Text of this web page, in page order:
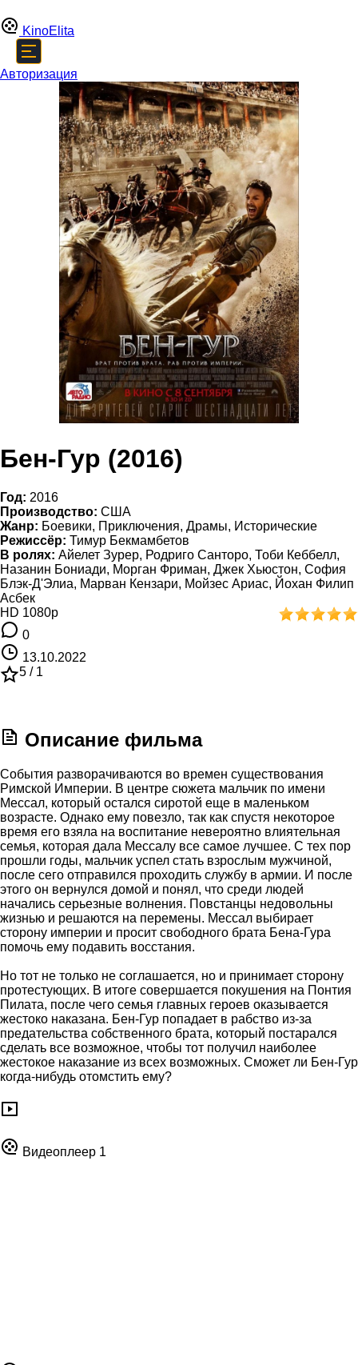
KinoElita
Авторизация
Бен-Гур (2016)
Год: 2016
Производство: США
Жанр: Боевики, Приключения, Драмы, Исторические
Режиссёр: Тимур Бекмамбетов
В ролях: Айелет Зурер, Родриго Санторо, Тоби Кеббелл,
Назанин Бониади, Морган Фриман, Джек Хьюстон, София
Блэк-Д'Элиа, Марван Кензари, Мойзес Ариас, Йохан Филип
Асбек
HD 1080p
0
13.10.2022
5 / 1
Описание фильма
События разворачиваются во времен существования
Римской Империи. В центре сюжета мальчик по имени
Мессал, который остался сиротой еще в маленьком
возрасте. Однако ему повезло, так как спустя некоторое
время его взяла на воспитание невероятно влиятельная
семья, которая дала Мессалу все самое лучшее. С тех пор
прошли годы, мальчик успел стать взрослым мужчиной,
после сего отправился проходить службу в армии. И после
этого он вернулся домой и понял, что среди людей
начались серьезные волнения. Повстанцы недовольны
жизнью и решаются на перемены. Мессал выбирает
сторону империи и просит свободного брата Бена-Гура
помочь ему подавить восстания.
Но тот не только не соглашается, но и принимает сторону
протестующих. В итоге совершается покушения на Понтия
Пилата, после чего семья главных героев оказывается
жестоко наказана. Бен-Гур попадает в рабство из-за
предательства собственного брата, который постарался
сделать все возможное, чтобы тот получил наиболее
жестокое наказание из всех возможных. Сможет ли Бен-Гур
когда-нибудь отомстить ему?
Видеоплеер 1